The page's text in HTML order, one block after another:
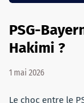
PSG-
Hakimi ?
1 mai 2026
Le choc entre le